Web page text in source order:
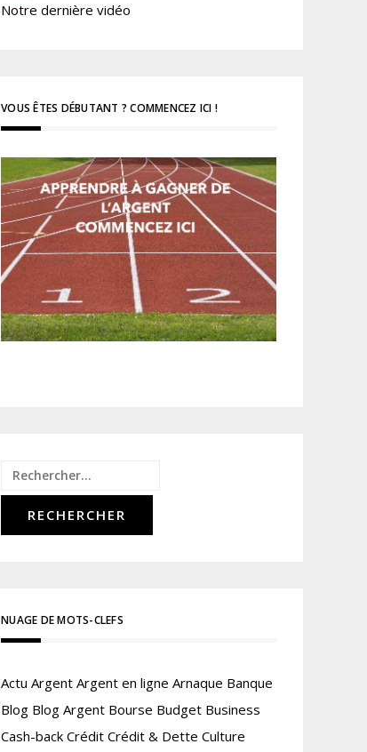
Notre dernière vidéo
VOUS ÊTES DÉBUTANT ? COMMENCEZ ICI !
Rechercher :
NUAGE DE MOTS-CLEFS
Actu Argent Argent en ligne Arnaque Banque
Blog Blog Argent Bourse Budget Business
Cash-back Crédit Crédit & Dette Culture